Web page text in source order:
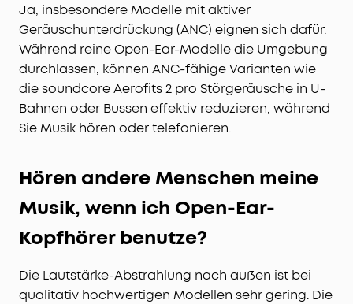
Ja, insbesondere Modelle mit aktiver
Geräuschunterdrückung (ANC) eignen sich dafür.
Während reine Open-Ear-Modelle die Umgebung
durchlassen, können ANC-fähige Varianten wie
die soundcore Aerofits 2 pro Störgeräusche in U-
Bahnen oder Bussen effektiv reduzieren, während
Sie Musik hören oder telefonieren.
Hören andere Menschen meine
Musik, wenn ich Open-Ear-
Kopfhörer benutze?
Die Lautstärke-Abstrahlung nach außen ist bei
qualitativ hochwertigen Modellen sehr gering. Die